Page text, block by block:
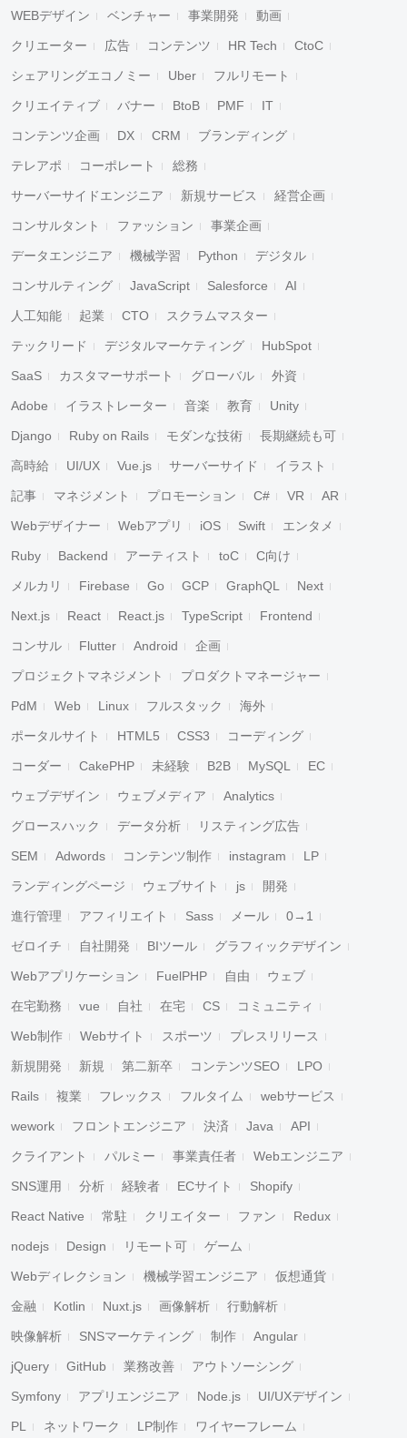
WEBデザイン ベンチャー 事業開発 動画
クリエーター 広告 コンテンツ HR Tech CtoC
シェアリングエコノミー Uber フルリモート
クリエイティブ バナー BtoB PMF IT
コンテンツ企画 DX CRM ブランディング
テレアポ コーポレート 総務
サーバーサイドエンジニア 新規サービス 経営企画
コンサルタント ファッション 事業企画
データエンジニア 機械学習 Python デジタル
コンサルティング JavaScript Salesforce AI
人工知能 起業 CTO スクラムマスター
テックリード デジタルマーケティング HubSpot
SaaS カスタマーサポート グローバル 外資
Adobe イラストレーター 音楽 教育 Unity
Django Ruby on Rails モダンな技術 長期継続も可
高時給 UI/UX Vue.js サーバーサイド イラスト
記事 マネジメント プロモーション C# VR AR
Webデザイナー Webアプリ iOS Swift エンタメ
Ruby Backend アーティスト toC C向け
メルカリ Firebase Go GCP GraphQL Next
Next.js React React.js TypeScript Frontend
コンサル Flutter Android 企画
プロジェクトマネジメント プロダクトマネージャー
PdM Web Linux フルスタック 海外
ポータルサイト HTML5 CSS3 コーディング
コーダー CakePHP 未経験 B2B MySQL EC
ウェブデザイン ウェブメディア Analytics
グロースハック データ分析 リスティング広告
SEM Adwords コンテンツ制作 instagram LP
ランディングページ ウェブサイト js 開発
進行管理 アフィリエイト Sass メール 0→1
ゼロイチ 自社開発 BIツール グラフィックデザイン
Webアプリケーション FuelPHP 自由 ウェブ
在宅勤務 vue 自社 在宅 CS コミュニティ
Web制作 Webサイト スポーツ プレスリリース
新規開発 新規 第二新卒 コンテンツSEO LPO
Rails 複業 フレックス フルタイム webサービス
wework フロントエンジニア 決済 Java API
クライアント パルミー 事業責任者 Webエンジニア
SNS運用 分析 経験者 ECサイト Shopify
React Native 常駐 クリエイター ファン Redux
nodejs Design リモート可 ゲーム
Webディレクション 機械学習エンジニア 仮想通貨
金融 Kotlin Nuxt.js 画像解析 行動解析
映像解析 SNSマーケティング 制作 Angular
jQuery GitHub 業務改善 アウトソーシング
Symfony アプリエンジニア Node.js UI/UXデザイン
PL ネットワーク LP制作 ワイヤーフレーム